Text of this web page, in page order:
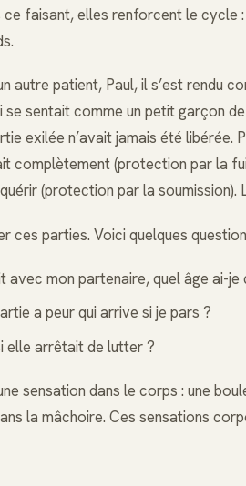
faisant, elles renforcent le cycle
autre patient, Paul, il s’est rendu
sentait comme un petit garçon
exilée n’avait jamais été libérée.
complètement (protection par la
(protection par la soumission).
ces parties. Voici quelques
avec mon partenaire, quel âge ai-je
a peur qui arrive si je pars ?
elle arrêtait de lutter ?
sensation dans le corps : une
la mâchoire. Ces sensations